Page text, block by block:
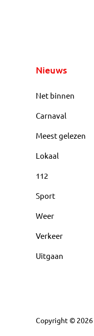
Nieuws
Net binnen
Carnaval
Meest gelezen
Lokaal
112
Sport
Weer
Verkeer
Uitgaan
Copyright © 2026